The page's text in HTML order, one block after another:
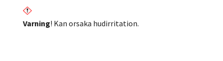
Varning! Kan orsaka hudirritation.